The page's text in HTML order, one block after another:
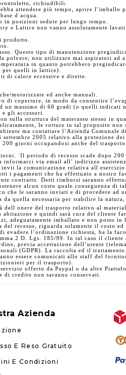
richiudibili.
attendere più tempo, aprire
d acqua.
in posizioni sedute per lungo tempo.
e Lattice non vanno assolutamente
prodotto.
Questo tipo di manutenzione
polvere; non utilizzare mai aspiratori ad
in quanto potrebbero
per quelli in lattice).
di calore eccessive e dirette.
motorizzate ed anche manuali.
di coperture, in modo da consentire
massimo di 60 gradi (o quelli indicati
gli accessori.
sulla struttura del materasso stesso in
le rotture in tal proposito non
ma contattare l’Azienda
2005 relativo alla protezione
giorni occupandosi anche del
Il periodo di recesso scade dopo
via email all’ indirizzo
la comunicazione relativa all
i pagamenti che ha effettuato a nostro
contratto. Detti rimborsi saranno
alcun costo quale conseguenza
che le saranno inviati e di procedere
quella necessaria per stabilire la
dell onere del trasporto relativo al
e quindi sarà cura del cliente
imballato e non posto
recesso, riguarda solamente il costo
evadere l’ordinazione richiesta, ha la
2 D. Lgs. 185/99. In tal caso il
previa accettazione dell’utente
(GDPR). La raccolta ed il
essere comunicati allo staff del
per il trasporto).
offerto da Paypal o da altre
credito non saranno conservati.
Azienda
E Reso Gratuito
E Condizioni